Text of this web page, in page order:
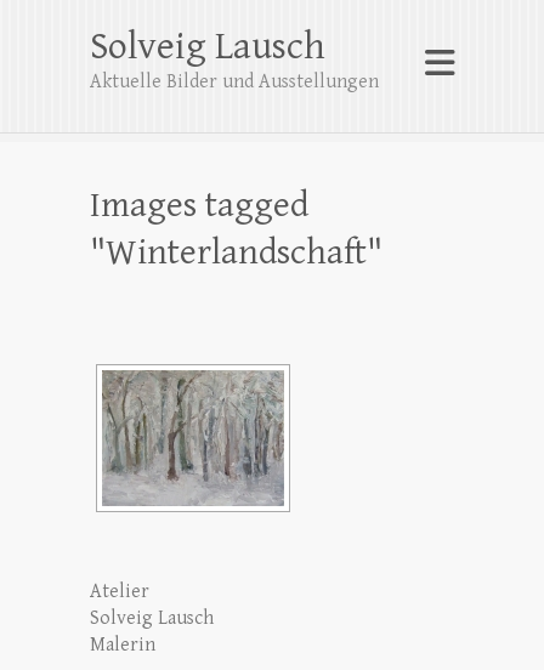
Solveig Lausch
Aktuelle Bilder und Ausstellungen
Images tagged
"Winterlandschaft"
Atelier
Solveig Lausch
Malerin